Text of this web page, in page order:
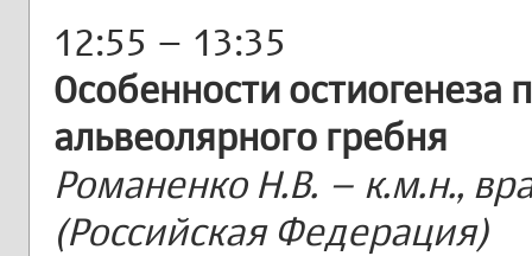
12:55 – 13:35
Особенности остиогенеза
альвеолярного гребня
Романенко Н.В. – к.м.н.,
(Российская Федерация)